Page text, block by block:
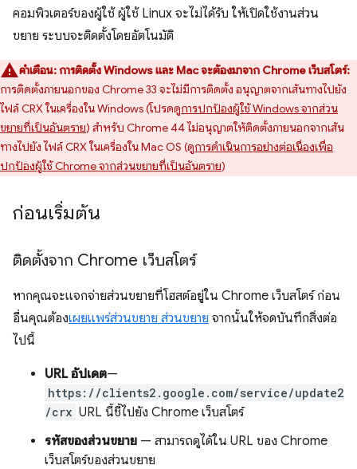
คอมพิวเตอร์ของผู้ใช้ ผู้ใช้ Linux จะไม่ได้รับ ให้เปิดใช้งานส่วน
ขยาย ระบบจะติดตั้งโดยอัตโนมัติ
คำเตือน:การติดตั้ง Windows และ Mac จะต้องมาจาก Chrome เว็บสโตร์:
การติดตั้งภายนอกของ Chrome 33 จะไม่มีการติดตั้ง อนุญาตจากเส้นทางไปยัง
ไฟล์ CRX ในเครื่องใน Windows (โปรดดูการปกป้องผู้ใช้ Windows จากส่วน
ขยายที่เป็นอันตราย) สำหรับ Chrome 44 ไม่อนุญาตให้ติดตั้งภายนอกจากเส้น
ทางไปยัง ไฟล์ CRX ในเครื่องใน Mac OS (ดูการดำเนินการอย่างต่อเนื่องเพื่อ
ปกป้องผู้ใช้ Chrome จากส่วนขยายที่เป็นอันตราย)
ก่อนเริ่มต้น
ติดตั้งจาก Chrome เว็บสโตร์
หากคุณจะแจกจ่ายส่วนขยายที่โฮสต์อยู่ใน Chrome เว็บสโตร์ ก่อน
อื่นคุณต้องเผยแพร่ส่วนขยาย ส่วนขยาย จากนั้นให้จดบันทึกสิ่งต่อ
ไปนี้
URL อัปเดต—
https://clients2.google.com/service/update2
/crx URL นี้ชี้ไปยัง Chrome เว็บสโตร์
รหัสของส่วนขยาย — สามารถดูได้ใน URL ของ Chrome
เว็บสโตร์ของส่วนขยาย